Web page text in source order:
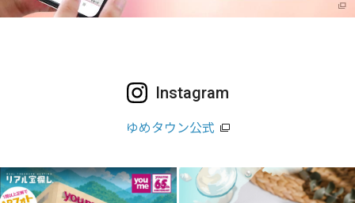
Instagram
ゆめタウン公式